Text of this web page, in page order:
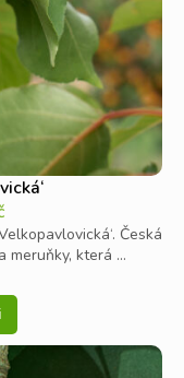
Česká
meruňky, která ...